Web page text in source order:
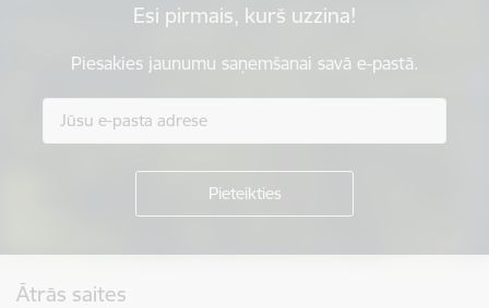
Esi pirmais, kurš uzzina!
Piesakies jaunumu saņemšanai savā e-pastā.
Ātrās saites